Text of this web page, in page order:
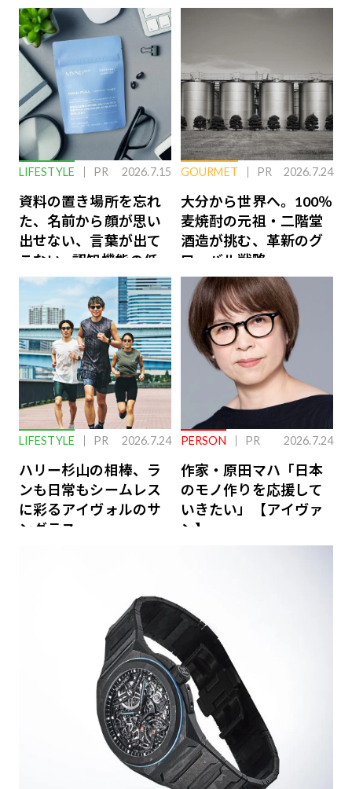
LIFESTYLE PR 2026.7.15
資料の置き場所を忘れ
た、名前から顔が思い
出せない、言葉が出て
こない…認知機能の低
下を救う、脳のインナ
ーケアとは
GOURMET PR 2026.7.24
大分から世界へ。100％
麦焼酎の元祖・二階堂
酒造が挑む、革新のグ
ローバル戦略
LIFESTYLE PR 2026.7.24
ハリー杉山の相棒、ラ
ンも日常もシームレス
に彩るアイヴォルのサ
ングラス
PERSON PR 2026.7.24
作家・原田マハ「日本
のモノ作りを応援して
いきたい」【アイヴァ
ン】